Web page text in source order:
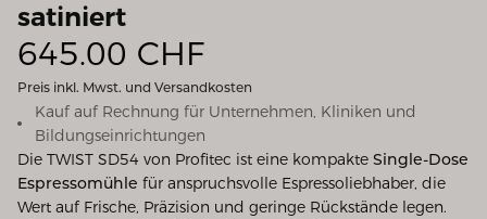
satiniert
645.00 CHF
Preis inkl. Mwst. und Versandkosten
Kauf auf Rechnung für Unternehmen, Kliniken und
Bildungseinrichtungen
Die TWIST SD54 von Profitec ist eine kompakte Single-Dose
Espressomühle für anspruchsvolle Espressoliebhaber, die
Wert auf Frische, Präzision und geringe Rückstände legen.